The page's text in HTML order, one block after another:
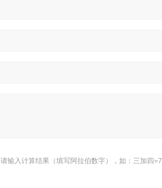
请输入计算结果（填写阿拉伯数字），如：三加四=7